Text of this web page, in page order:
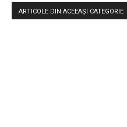
ARTICOLE DIN ACEEAȘI CATEGORIE